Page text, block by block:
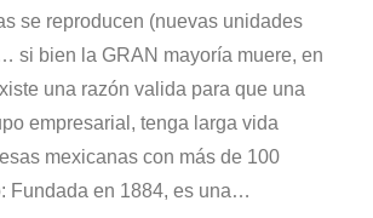
se reproducen (nuevas unidades
si bien la GRAN mayoría muere, en
una razón valida para que una
empresarial, tenga larga vida
mexicanas con más de 100
Fundada en 1884, es una…